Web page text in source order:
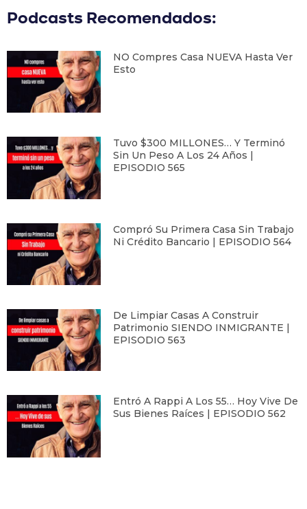
Podcasts Recomendados:
NO Compres Casa NUEVA Hasta Ver
Esto
Tuvo $300 MILLONES… Y Terminó
Sin Un Peso A Los 24 Años |
EPISODIO 565
Compró Su Primera Casa Sin Trabajo
Ni Crédito Bancario | EPISODIO 564
De Limpiar Casas A Construir
Patrimonio SIENDO INMIGRANTE |
EPISODIO 563
Entró A Rappi A Los 55… Hoy Vive De
Sus Bienes Raíces | EPISODIO 562